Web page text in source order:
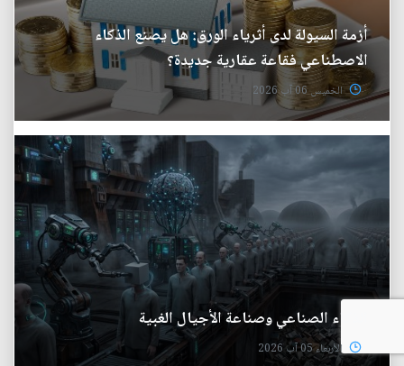
أزمة السيولة لدى أثرياء الورق: هل يصنع الذكاء
الاصطناعي فقاعة عقارية جديدة؟
الخميس 06 آب 2026
الذكاء الصناعي وصناعة الأجيال الغبية
الأربعاء 05 آب 2026